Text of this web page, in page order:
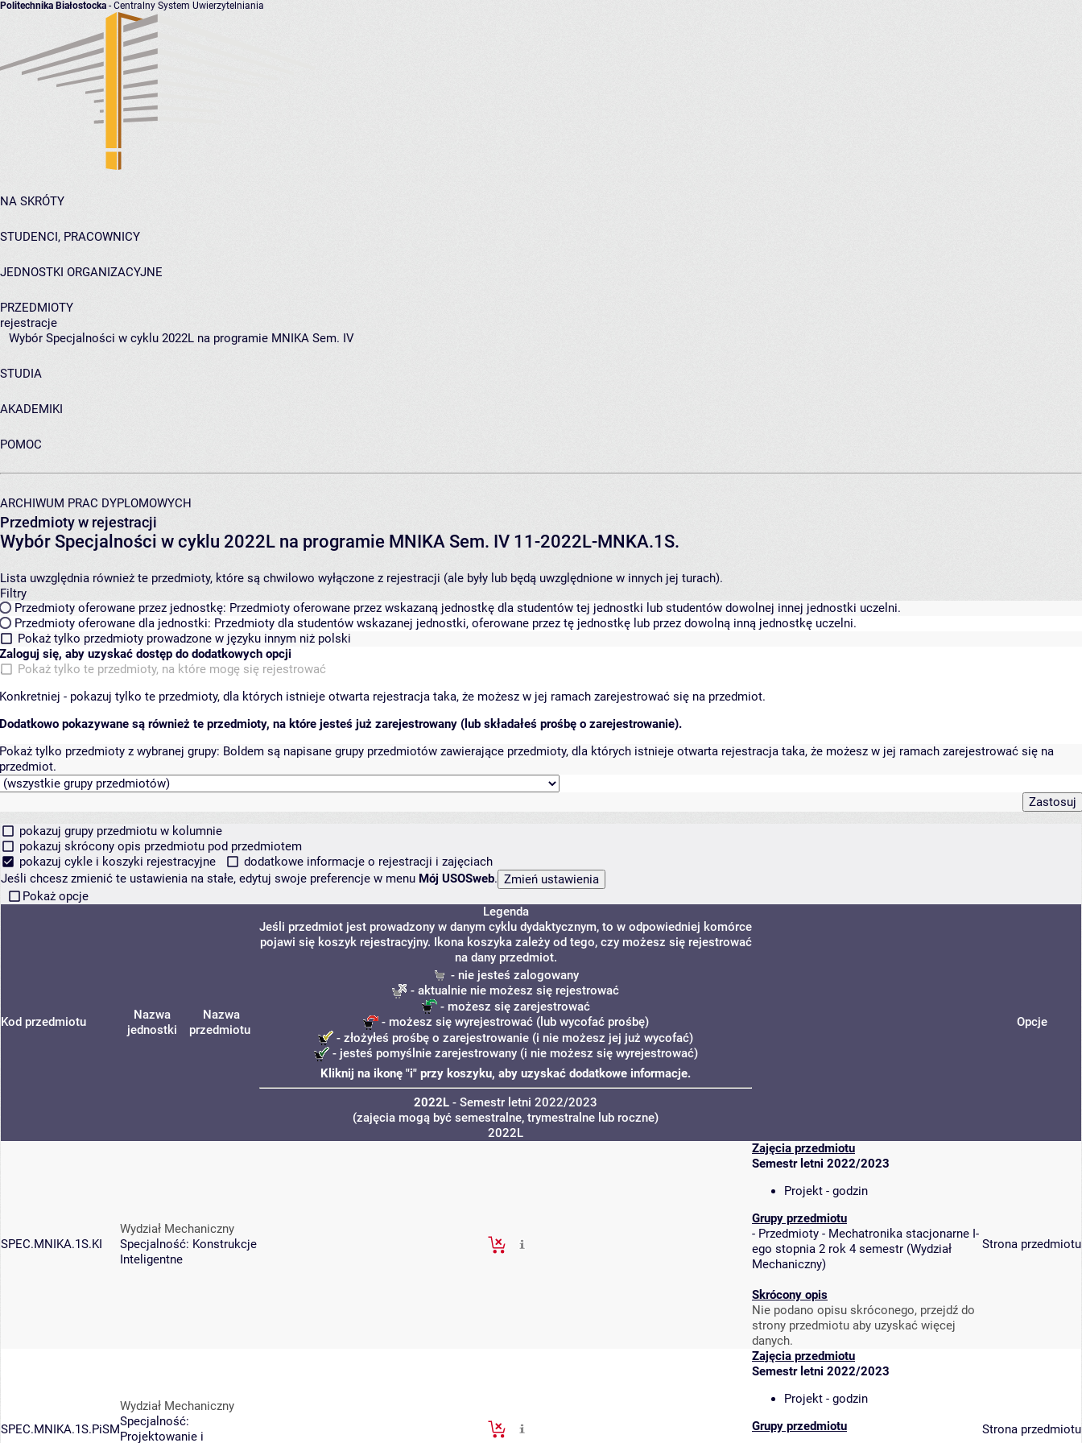
Politechnika Białostocka - Centralny System Uwierzytelniania
NA SKRÓTY
STUDENCI, PRACOWNICY
JEDNOSTKI ORGANIZACYJNE
PRZEDMIOTY
rejestracje
Wybór Specjalności w cyklu 2022L na programie MNIKA Sem. IV
STUDIA
AKADEMIKI
POMOC
ARCHIWUM PRAC DYPLOMOWYCH
Przedmioty w rejestracji
Wybór Specjalności w cyklu 2022L na programie MNIKA Sem. IV 11-2022L-MNKA.1S.
Lista uwzględnia również te przedmioty, które są chwilowo wyłączone z rejestracji (ale były lub będą uwzględnione w innych jej turach).
Filtry
Przedmioty oferowane przez jednostkę: Przedmioty oferowane przez wskazaną jednostkę dla studentów tej jednostki lub studentów dowolnej innej jednostki uczelni.
Przedmioty oferowane dla jednostki: Przedmioty dla studentów wskazanej jednostki, oferowane przez tę jednostkę lub przez dowolną inną jednostkę uczelni.
Pokaż tylko przedmioty prowadzone w języku innym niż polski
Zaloguj się, aby uzyskać dostęp do dodatkowych opcji
Pokaż tylko te przedmioty, na które mogę się rejestrować
Konkretniej - pokazuj tylko te przedmioty, dla których istnieje otwarta rejestracja taka, że możesz w jej ramach zarejestrować się na przedmiot.
Dodatkowo pokazywane są również te przedmioty, na które jesteś już zarejestrowany (lub składałeś prośbę o zarejestrowanie).
Pokaż tylko przedmioty z wybranej grupy: Boldem są napisane grupy przedmiotów zawierające przedmioty, dla których istnieje otwarta rejestracja taka, że możesz w jej ramach zarejestrować się na
przedmiot.
pokazuj grupy przedmiotu w kolumnie
pokazuj skrócony opis przedmiotu pod przedmiotem
pokazuj cykle i koszyki rejestracyjne
dodatkowe informacje o rejestracji i zajęciach
Jeśli chcesz zmienić te ustawienia na stałe, edytuj swoje preferencje w menu Mój USOSweb.
Pokaż opcje
Kod przedmiotu
Nazwa
jednostki
Nazwa
przedmiotu
Legenda
Jeśli przedmiot jest prowadzony w danym cyklu dydaktycznym, to w odpowiedniej komórce
pojawi się koszyk rejestracyjny. Ikona koszyka zależy od tego, czy możesz się rejestrować
na dany przedmiot.
- nie jesteś zalogowany
- aktualnie nie możesz się rejestrować
- możesz się zarejestrować
- możesz się wyrejestrować (lub wycofać prośbę)
- złożyłeś prośbę o zarejestrowanie (i nie możesz jej już wycofać)
- jesteś pomyślnie zarejestrowany (i nie możesz się wyrejestrować)
Kliknij na ikonę "i" przy koszyku, aby uzyskać dodatkowe informacje.
2022L - Semestr letni 2022/2023
(zajęcia mogą być semestralne, trymestralne lub roczne)
Opcje
2022L
SPEC.MNIKA.1S.KI
Wydział Mechaniczny
Specjalność: Konstrukcje
Inteligentne
Zajęcia przedmiotu
Semestr letni 2022/2023
Projekt - godzin
Grupy przedmiotu
- Przedmioty - Mechatronika stacjonarne I-
ego stopnia 2 rok 4 semestr (Wydział
Mechaniczny)
Skrócony opis
Nie podano opisu skróconego, przejdź do
strony przedmiotu aby uzyskać więcej
danych.
Strona przedmiotu
SPEC.MNIKA.1S.PiSM
Wydział Mechaniczny
Specjalność:
Projektowanie i
Zajęcia przedmiotu
Semestr letni 2022/2023
Projekt - godzin
Grupy przedmiotu
Strona przedmiotu